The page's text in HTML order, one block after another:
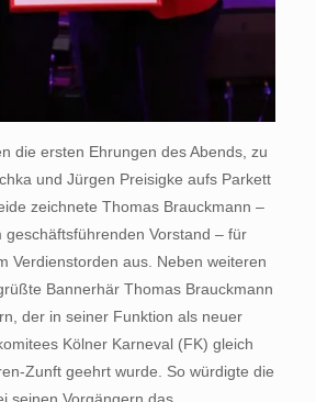
die ersten Ehrungen des Abends, zu
und Jürgen Preisigke aufs Parkett
zeichnete Thomas Brauckmann –
geschäftsführenden Vorstand – für
Verdienstorden aus. Neben weiteren
Bannerhär Thomas Brauckmann
der in seiner Funktion als neuer
Kölner Karneval (FK) gleich
Zunft geehrt wurde. So würdigte die
seinen Vorgängern das